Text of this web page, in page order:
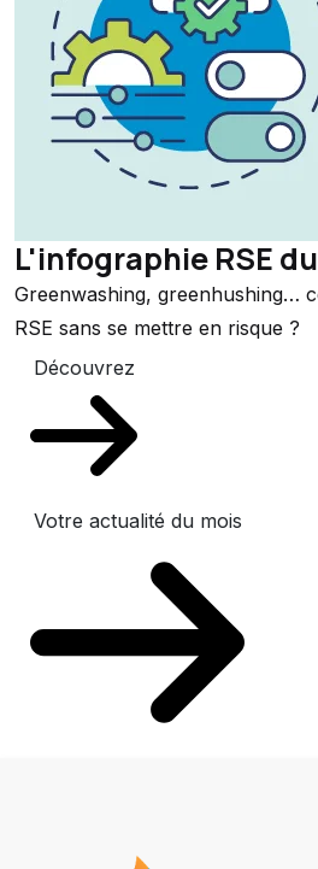
L'infographie RSE
Greenwashing, greenhushing…
RSE sans se mettre en risque ?
Découvrez
Votre actualité du mois